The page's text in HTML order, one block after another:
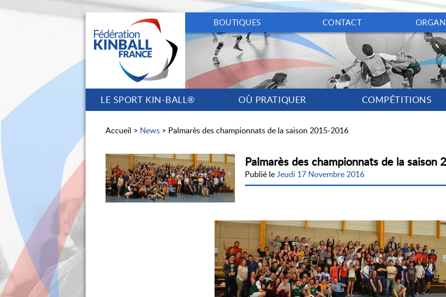
BOUTIQUES CONTACT
LE SPORT KIN-BALL® OÙ PRATIQUER COMPÉTITIONS
Accueil > News > Palmarès des championnats de la saison 2015-2016
Palmarès des championnats de la saison
Publié leJeudi 17 Novembre 2016